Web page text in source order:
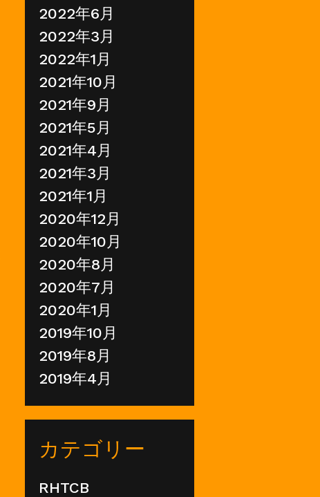
2022年6月
2022年3月
2022年1月
2021年10月
2021年9月
2021年5月
2021年4月
2021年3月
2021年1月
2020年12月
2020年10月
2020年8月
2020年7月
2020年1月
2019年10月
2019年8月
2019年4月
カテゴリー
RHTCB